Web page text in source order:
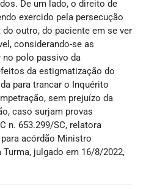
De um lado, o direito de
exercido pela persecução
outro, do paciente em se ver
considerando-se as
no polo passivo da
da estigmatização do
para trancar o Inquérito
sem prejuízo da
caso surjam provas
n. 653.299/SC, relatora
acórdão Ministro
julgado em 16/8/2022,